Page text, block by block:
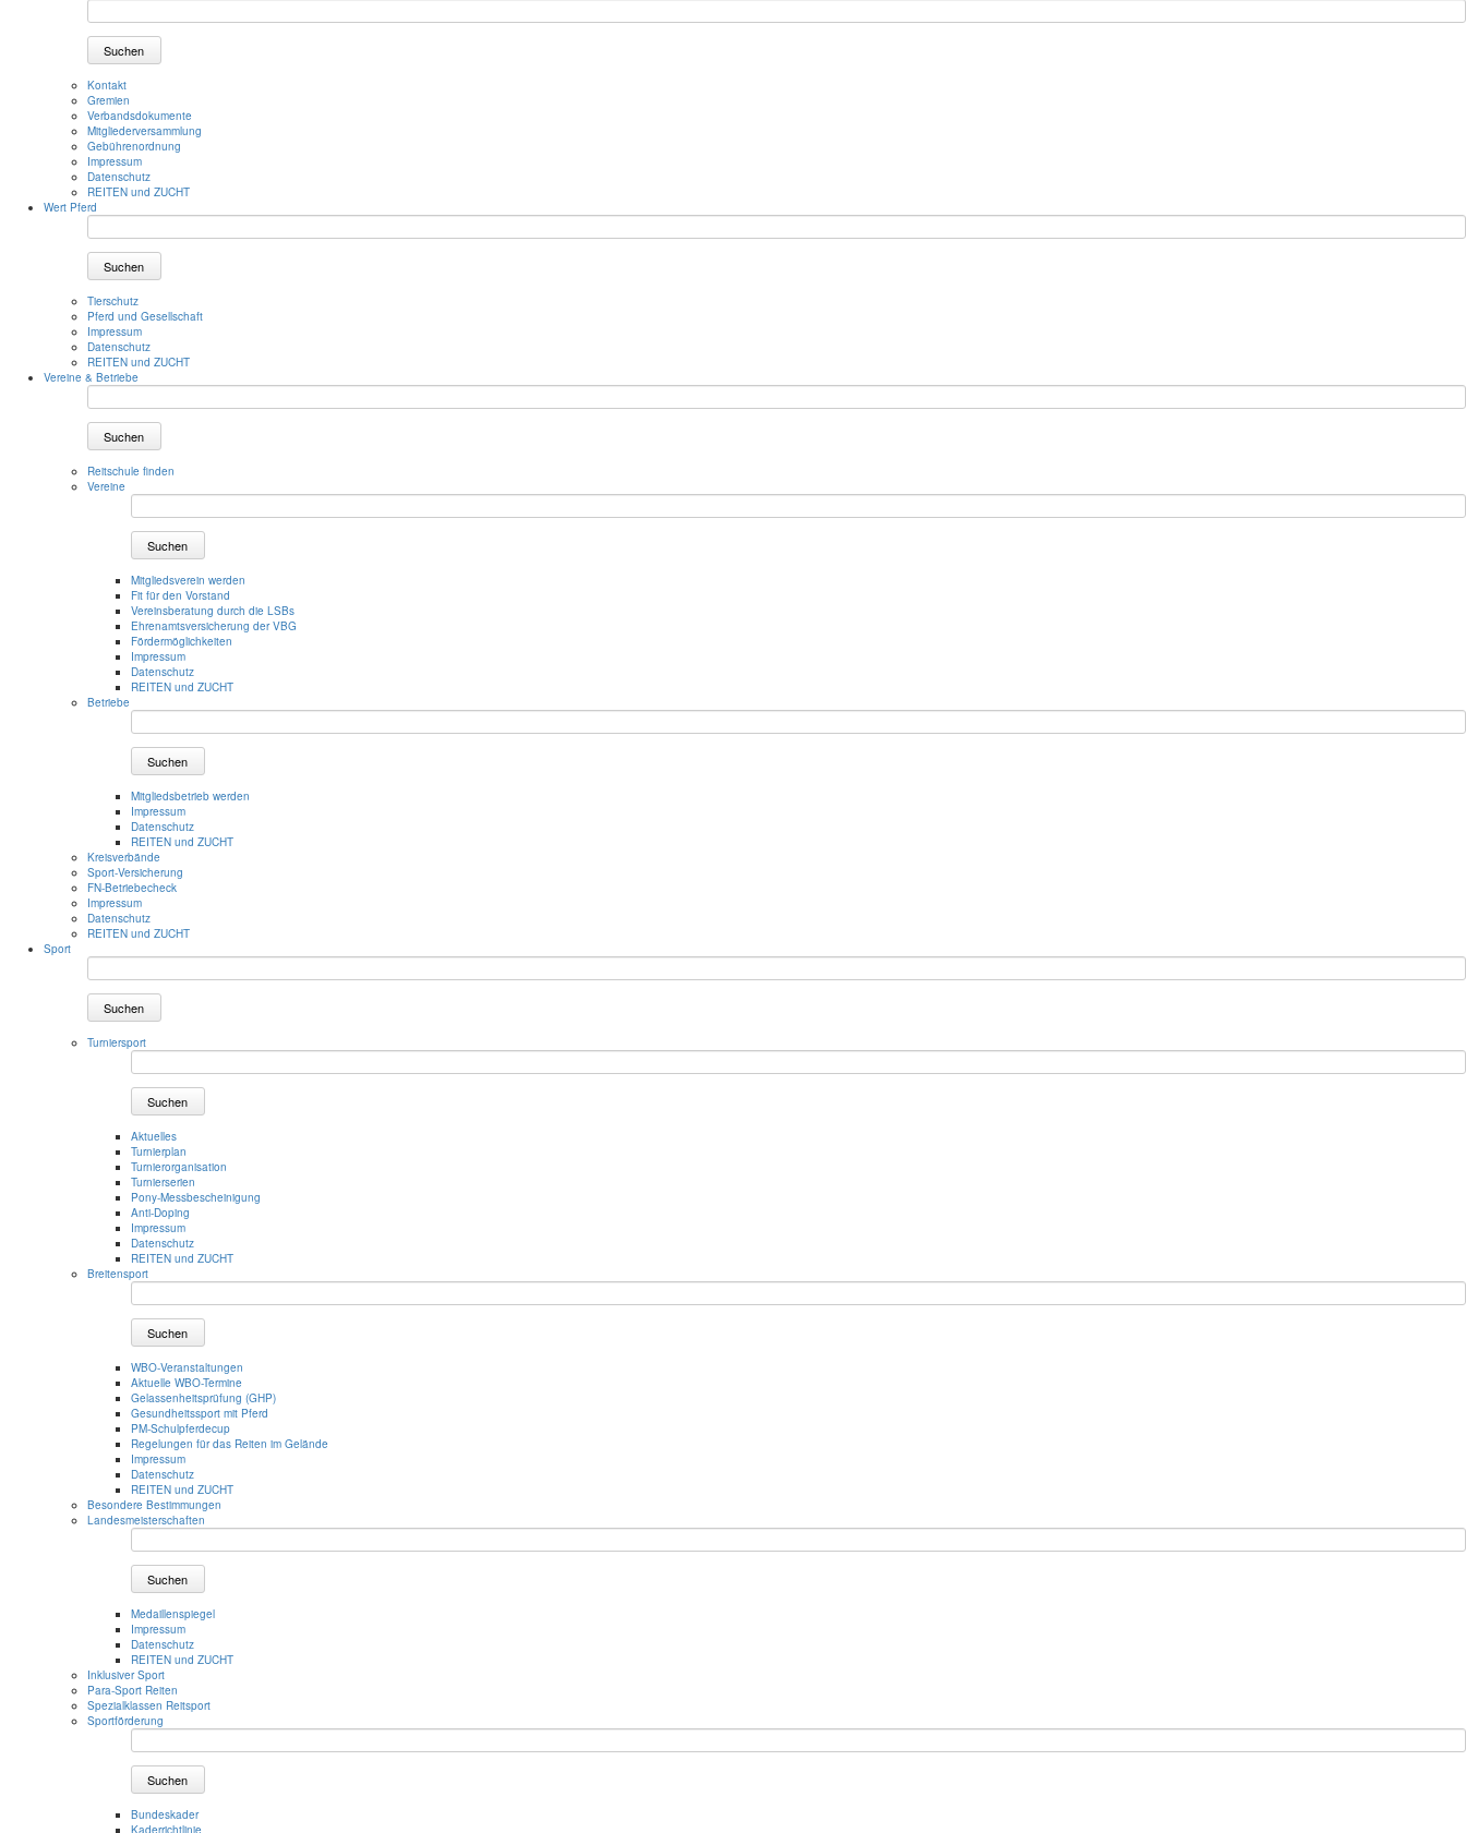
Suchen
Kontakt
Gremien
Verbandsdokumente
Mitgliederversammlung
Gebührenordnung
Impressum
Datenschutz
REITEN und ZUCHT
Wert Pferd
Suchen
Tierschutz
Pferd und Gesellschaft
Impressum
Datenschutz
REITEN und ZUCHT
Vereine & Betriebe
Suchen
Reitschule finden
Vereine
Suchen
Mitgliedsverein werden
Fit für den Vorstand
Vereinsberatung durch die LSBs
Ehrenamtsversicherung der VBG
Fördermöglichkeiten
Impressum
Datenschutz
REITEN und ZUCHT
Betriebe
Suchen
Mitgliedsbetrieb werden
Impressum
Datenschutz
REITEN und ZUCHT
Kreisverbände
Sport-Versicherung
FN-Betriebecheck
Impressum
Datenschutz
REITEN und ZUCHT
Sport
Suchen
Turniersport
Suchen
Aktuelles
Turnierplan
Turnierorganisation
Turnierserien
Pony-Messbescheinigung
Anti-Doping
Impressum
Datenschutz
REITEN und ZUCHT
Breitensport
Suchen
WBO-Veranstaltungen
Aktuelle WBO-Termine
Gelassenheitsprüfung (GHP)
Gesundheitssport mit Pferd
PM-Schulpferdecup
Regelungen für das Reiten im Gelände
Impressum
Datenschutz
REITEN und ZUCHT
Besondere Bestimmungen
Landesmeisterschaften
Suchen
Medaillenspiegel
Impressum
Datenschutz
REITEN und ZUCHT
Inklusiver Sport
Para-Sport Reiten
Spezialklassen Reitsport
Sportförderung
Suchen
Bundeskader
Kaderrichtlinie